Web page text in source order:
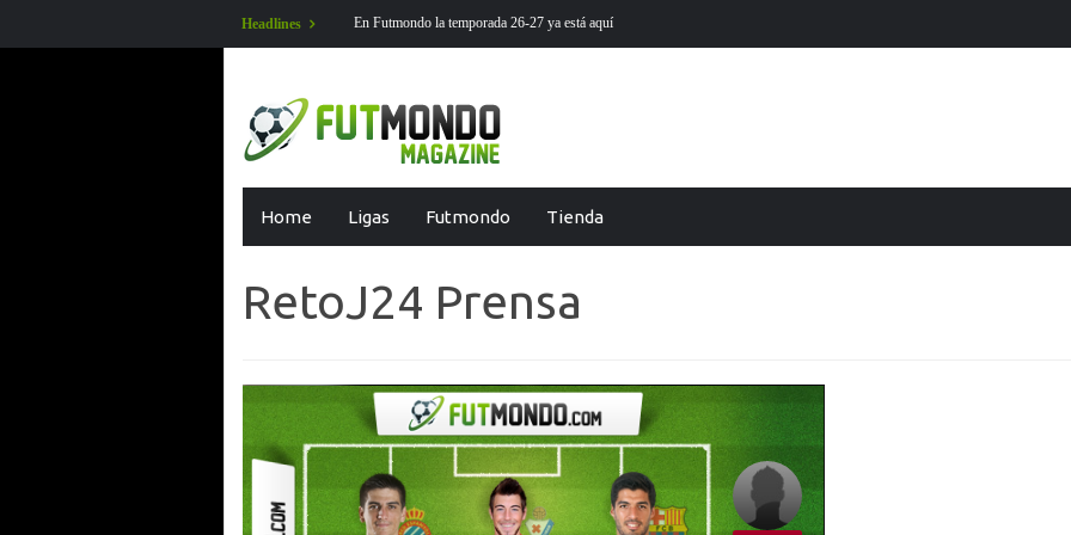
Headlines En Futmondo la temporada 26-27 ya está aquí
Home Ligas Futmondo Tienda
RetoJ24 Prensa